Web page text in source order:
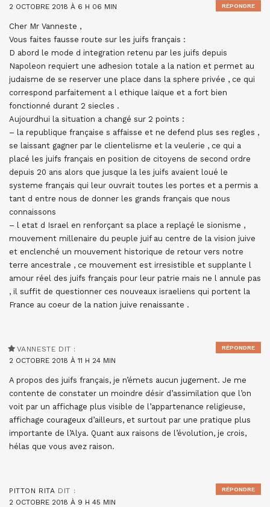
2 OCTOBRE 2018 À 6 H 06 MIN
Cher Mr Vanneste ,
Vous faites fausse route sur les juifs français :
D abord le mode d integration retenu par les juifs depuis
Napoleon requiert une adhesion totale a la nation et permet au
judaisme de se reserver une place dans la sphere privée , ce qui
correspond parfaitement a l ethique laïque et a fort bien
fonctionné durant 2 siecles .
Aujourdhui la situation a changé sur 2 points :
– la republique française s affaisse et ne defend plus ses regles ,
se laissant gagner par le clientelisme et la veulerie , ce qui a
placé les juifs français en position de citoyens de second ordre
depuis 20 ans alors que jusque la les juifs avaient loué le
systeme français qui leur ouvrait toutes les portes et a permis a
tant d entre nous de donner les grands français que nous
connaissons
– l etat d Israel en renforçant sa place a replaçé le sionisme ,
mouvement millenaire du peuple juif au centre de la vision juive
et enclenché un mouvement historique de retour vers notre
terre ancestrale , ce mouvement est irresistible et supplante l
amour réel des juifs français pour leur patrie mais ne l annule pas
, il suffit de questionner ces nouveaux israeliens qui portent la
France au coeur de la nation juive renaissante .
RÉPONDRE
VANNESTE DIT :
2 OCTOBRE 2018 À 11 H 24 MIN
A propos des juifs français, je n’émets aucun jugement. Je me
contente de constater un moindre désir d’assimilation que l’on
voit par un affichage plus visible de l’appartenance religieuse,
affichage courageux d’ailleurs, et surtout par une pratique plus
importante de l’Alya. Quant aux raisons de l’évolution, je crois,
hélas que vous avez raison.
RÉPONDRE
PITTON RITA DIT :
2 OCTOBRE 2018 À 9 H 45 MIN
RÉPONDRE